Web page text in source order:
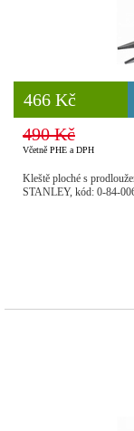
8 777 Kč
466 Kč
490 Kč
Včetně PHE a DPH
Kleště ploché s
STANLEY, kód: 0-84-